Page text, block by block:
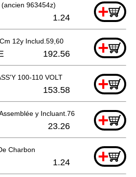
963454z) +
1.24
12y Includ.59,60 +
192.56
100-110 VOLT +
153.58
y Incluant.76,77 +
23.26
Charbon +
1.24